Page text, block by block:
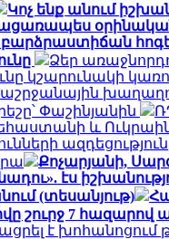
Կոչ ենք անում
բարձրաստիճան
Ձեր
կշարունակի
Փաշինյանին
և
Քոչարյանի,
էս
(տեսանյութ)
շուրջ 7 հազարով
է խոհանոցում